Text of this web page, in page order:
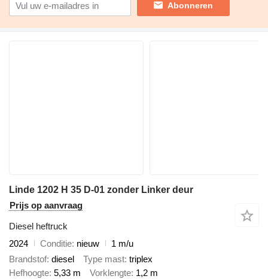
Abonneren
Linde 1202 H 35 D-01 zonder Linker deur
Prijs op aanvraag
Diesel heftruck
2024
Conditie nieuw
1 m/u
Brandstof diesel Type mast triplex
Hefhoogte 5,33 m Vorklengte 1,2 m